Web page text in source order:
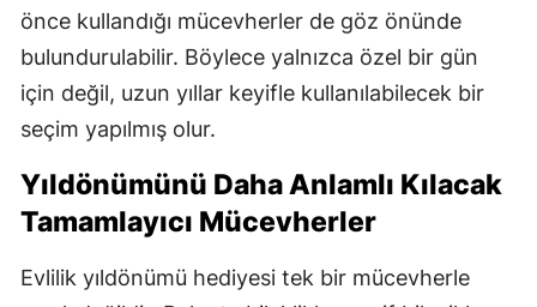
önce kullandığı mücevherler de göz önünde
bulundurulabilir. Böylece yalnızca özel bir gün
için değil, uzun yıllar keyifle kullanılabilecek bir
seçim yapılmış olur.
Yıldönümünü Daha Anlamlı Kılacak
Tamamlayıcı Mücevherler
Evlilik yıldönümü hediyesi tek bir mücevherle